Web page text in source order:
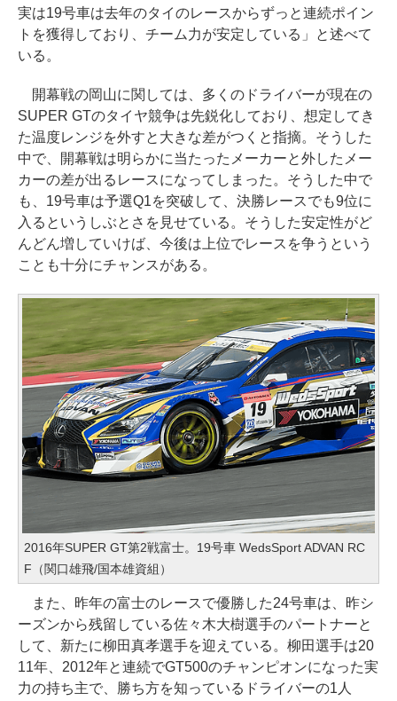
実は19号車は去年のタイのレースからずっと連続ポイン
トを獲得しており、チーム力が安定している」と述べて
いる。
開幕戦の岡山に関しては、多くのドライバーが現在の
SUPER GTのタイヤ競争は先鋭化しており、想定してき
た温度レンジを外すと大きな差がつくと指摘。そうした
中で、開幕戦は明らかに当たったメーカーと外したメー
カーの差が出るレースになってしまった。そうした中で
も、19号車は予選Q1を突破して、決勝レースでも9位に
入るというしぶとさを見せている。そうした安定性がど
んどん増していけば、今後は上位でレースを争うという
ことも十分にチャンスがある。
2016年SUPER GT第2戦富士。19号車 WedsSport ADVAN RC
F（関口雄飛/国本雄資組）
また、昨年の富士のレースで優勝した24号車は、昨シ
ーズンから残留している佐々木大樹選手のパートナーと
して、新たに柳田真孝選手を迎えている。柳田選手は20
11年、2012年と連続でGT500のチャンピオンになった実
力の持ち主で、勝ち方を知っているドライバーの1人